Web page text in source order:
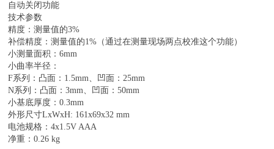
自动关闭功能
技术参数
精度：测量值的3%
补偿精度：测量值的1%（通过在测量现场两点校准这个功能）
小测量面积：6mm
小曲率半径：
F系列：凸面：1.5mm、凹面：25mm
N系列：凸面：3mm、凹面：50mm
小基底厚度：0.3mm
外形尺寸LxWxH: 161x69x32 mm
电池规格：4x1.5V AAA
净重：0.26 kg